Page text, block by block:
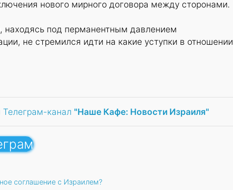
нового мирного договора между сторонами.
находясь под перманентным давлением
не стремился идти на какие уступки в отношении
канал "Наше Кафе: Новости Израиля"
соглашение с Израилем?